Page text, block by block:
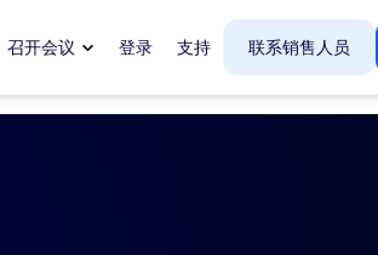
召开会议 登录 支持 联系销售人员